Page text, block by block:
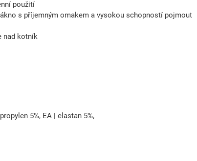
použití
s příjemným omakem a vysokou schopností pojmout
nad kotník
5%, EA | elastan 5%,